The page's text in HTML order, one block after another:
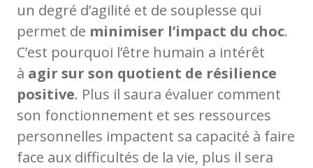
un degré d’agilité et de souplesse qui
permet de minimiser l’impact du choc.
C’est pourquoi l’être humain a intérêt
à agir sur son quotient de résilience
positive. Plus il saura évaluer comment
son fonctionnement et ses ressources
personnelles impactent sa capacité à faire
face aux difficultés de la vie, plus il sera